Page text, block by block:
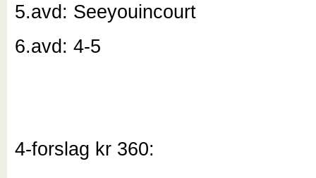
5.avd: Seeyouincourt
6.avd: 4-5
4-forslag kr 360: